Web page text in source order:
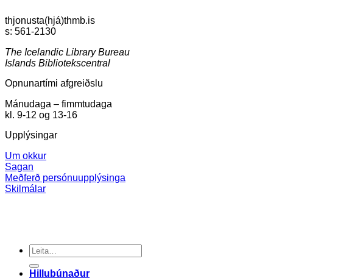
thjonusta(hjá)thmb.is
s: 561-2130
The Icelandic Library Bureau
Islands Bibliotekscentral
Opnunartími afgreiðslu
Mánudaga – fimmtudaga
kl. 9-12 og 13-16
Upplýsingar
Um okkur
Sagan
Meðferð persónuupplýsinga
Skilmálar
Search
for:
Hillubúnaður